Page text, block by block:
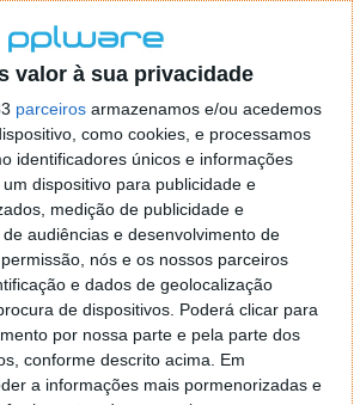
valor à sua privacidade
parceiros armazenamos e/ou acedemos
como cookies, e processamos
identificadores únicos e informações
dispositivo para publicidade e
medição de publicidade e
audiências e desenvolvimento de
nós e os nossos parceiros
e dados de geolocalização
de dispositivos. Poderá clicar para
por nossa parte e pela parte dos
conforme descrito acima. Em
a informações mais pormenorizadas e
no Android 15
esta informação,
OS 5.1 está atualmente em
2, internamente na Google.
em consideração que, embora
de Wear OS 5.1, existe
de a Google o renomear para
seu lançamento.
o facto de o Wear OS 5.1 ser
do Android diferente do Wear
a Google finalmente separou
subjacente do Android da versão